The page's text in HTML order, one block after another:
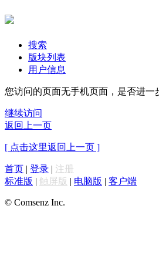
搜索
版块列表
用户信息
您访问的页面无手机页面，是否进一
继续访问
返回上一页
[ 点击这里返回上一页 ]
首页 | 登录 | 注册
标准版 | 触屏版 | 电脑版 | 客户端
© Comsenz Inc.